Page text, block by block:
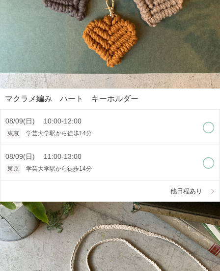
マクラメ編み ハート キーホルダー
08/09(日) 10:00-12:00
東京 学芸大学駅から徒歩14分
08/09(日) 11:00-13:00
東京 学芸大学駅から徒歩14分
他日程あり